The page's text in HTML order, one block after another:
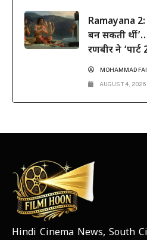
Ramayana 2:
बन सकती
रणबीर ने ‘पार्ट
MOHAMMAD
AUGUST 4, 2026
NEWS ELEMENTOR
Hindi Cinema News, South